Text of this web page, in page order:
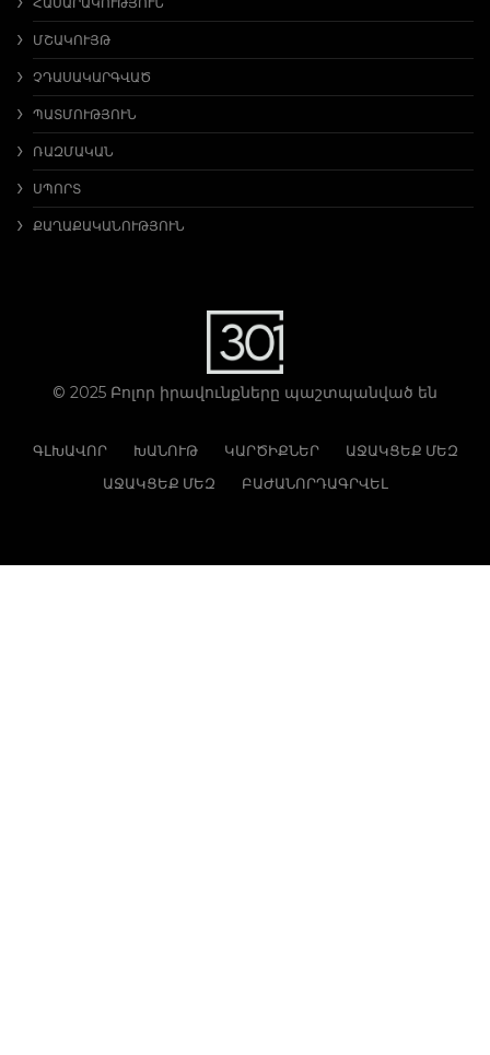
ՄՇԱԿՈՒՅԹ
ՉԴԱՍԱԿԱՐԳՎԱԾ
ՊԱՏՄՈՒԹՅՈՒՆ
ՌԱԶՄԱԿԱՆ
ՍՊՈՐՏ
ՔԱՂԱՔԱԿԱՆՈՒԹՅՈՒՆ
© 2025 Բոլոր իրավունքները պաշտպանված են
ԳԼԽԱՎՈՐ ԽԱՆՈՒԹ ԿԱՐԾԻՔՆԵՐ
ԱՋԱԿՑԵՔ ՄԵԶ
ԱՋԱԿՑԵՔ ՄԵԶ
ԲԱԺԱՆՈՐԴԱԳՐՎԵԼ